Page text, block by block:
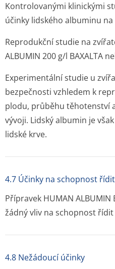
Kontrolovanými klinickými
účinky lidského albuminu
Reprodukční studie na
ALBUMIN 200 g/l BAXALTA
Experimentální studie u
bezpečnosti vzhledem k
plodu, průběhu těhotenství
vývoji. Lidský albumin je
lidské krve.
4.7 Účinky na schopnost
Přípravek HUMAN ALBUMIN
žádný vliv na schopnost
4.8 Nežádoucí účinky